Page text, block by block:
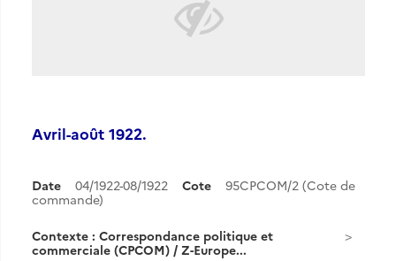
Avril-août 1922.
Date 04/1922-08/1922 Cote
95CPCOM/2 (Cote de
commande)
Contexte : Correspondance politique et
commerciale (CPCOM) / Z-Europe...